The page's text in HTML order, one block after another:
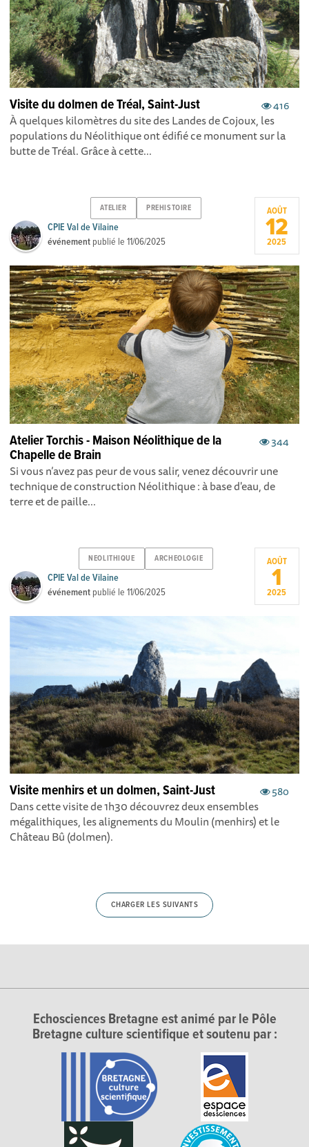
416
Visite du dolmen de Tréal, Saint-Just
À quelques kilomètres du site des Landes de Cojoux, les
populations du Néolithique ont édifié ce monument sur la
butte de Tréal. Grâce à cette...
ATELIER PREHISTOIRE
CPIE Val de Vilaine
événement publié le11/06/2025
AOÛT
12
2025
344
Atelier Torchis - Maison Néolithique de la
Chapelle de Brain
Si vous n’avez pas peur de vous salir, venez découvrir une
technique de construction Néolithique : à base d'eau, de
terre et de paille...
NEOLITHIQUE ARCHEOLOGIE
CPIE Val de Vilaine
événement publié le11/06/2025
AOÛT
1
2025
580
Visite menhirs et un dolmen, Saint-Just
Dans cette visite de 1h30 découvrez deux ensembles
mégalithiques, les alignements du Moulin (menhirs) et le
Château Bû (dolmen).
CHARGER LES SUIVANTS
Echosciences Bretagne est animé par le Pôle
Bretagne culture scientifique et soutenu par :